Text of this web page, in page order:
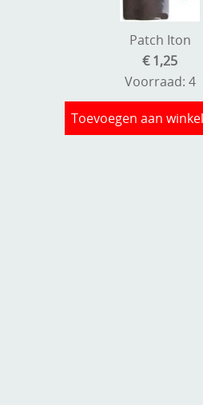
Patch Iton
€ 1,25
Voorraad: 4
Toevoegen aan